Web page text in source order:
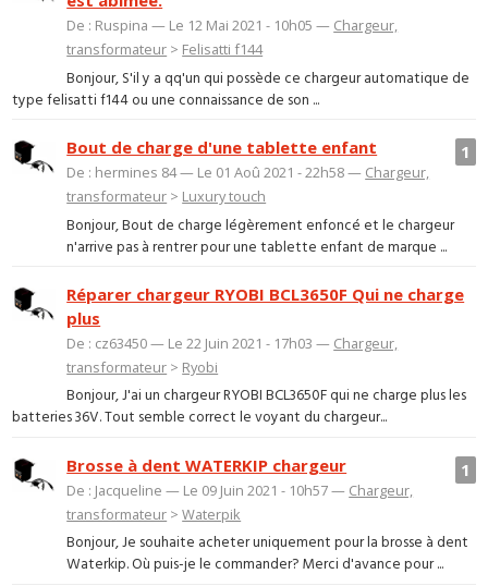
De : Ruspina — Le 12 Mai 2021 - 10h05 — Chargeur,
transformateur > Felisatti f144
Bonjour, S'il y a qq'un qui possède ce chargeur automatique de
type felisatti f144 ou une connaissance de son ...
1
Bout de charge d'une tablette enfant
De : hermines 84 — Le 01 Aoû 2021 - 22h58 — Chargeur,
transformateur > Luxury touch
Bonjour, Bout de charge légèrement enfoncé et le chargeur
n'arrive pas à rentrer pour une tablette enfant de marque ...
Réparer chargeur RYOBI BCL3650F Qui ne charge
plus
De : cz63450 — Le 22 Juin 2021 - 17h03 — Chargeur,
transformateur > Ryobi
Bonjour, J'ai un chargeur RYOBI BCL3650F qui ne charge plus les
batteries 36V. Tout semble correct le voyant du chargeur...
1
Brosse à dent WATERKIP chargeur
De : Jacqueline — Le 09 Juin 2021 - 10h57 — Chargeur,
transformateur >Waterpik
Bonjour, Je souhaite acheter uniquement pour la brosse à dent
Waterkip. Où puis-je le commander? Merci d'avance pour ...